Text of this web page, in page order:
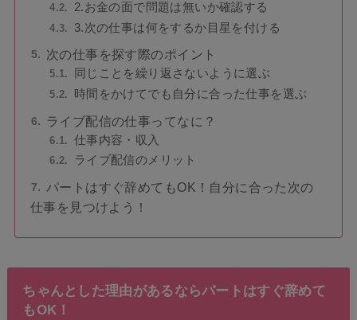
2.お金の面で問題は無いか確認する
3.次の仕事は何をするか目星を付ける
次の仕事を探す際のポイント
同じことを繰り返さないように選ぶ
時間をかけてでも自分に合った仕事を選ぶ
ライブ配信の仕事ってなに？
仕事内容・収入
ライブ配信のメリット
パートはすぐ辞めてもOK！自分に合った次の
仕事を見つけよう！
ちゃんとした理由があるならパートはすぐ辞めて
もOK！